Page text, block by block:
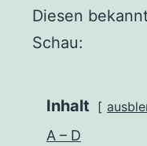
Diesen
Schau:
Inhalt
A – D